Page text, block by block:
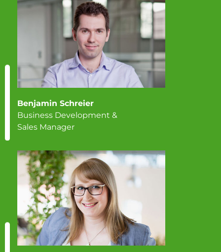
Benjamin Schreier
Business Development &
Sales Manager